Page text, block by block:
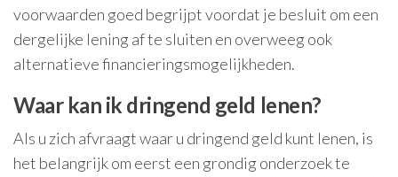
voorwaarden goed begrijpt voordat je besluit om een
dergelijke lening af te sluiten en overweeg ook
alternatieve financieringsmogelijkheden.
Waar kan ik dringend geld lenen?
Als u zich afvraagt waar u dringend geld kunt lenen, is
het belangrijk om eerst een grondig onderzoek te